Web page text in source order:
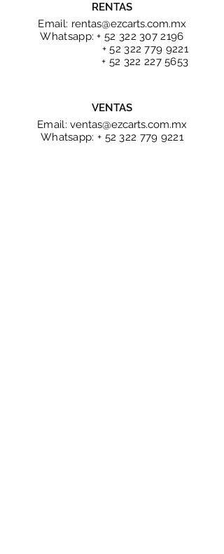
RENTAS
Email: rentas@ezcarts.com.mx
Whatsapp: + 52 322 307 2196
+ 52 322 779 9221
+ 52 322 227 5653
VENTAS
Email: ventas@ezcarts.com.mx
Whatsapp: + 52 322 779 9221